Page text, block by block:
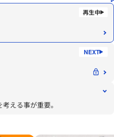
える事が重要。